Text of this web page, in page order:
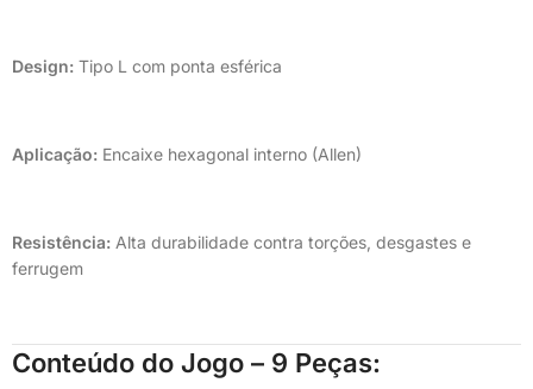
Design: Tipo L com ponta esférica
Aplicação: Encaixe hexagonal interno (Allen)
Resistência: Alta durabilidade contra torções, desgastes e
ferrugem
Conteúdo do Jogo – 9 Peças: